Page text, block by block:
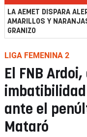
LA AEMET DISPARA
AMARILLOS Y
GRANIZO
LIGA FEMENINA 2
El FNB
imbatibilidad
ante el
Mataró